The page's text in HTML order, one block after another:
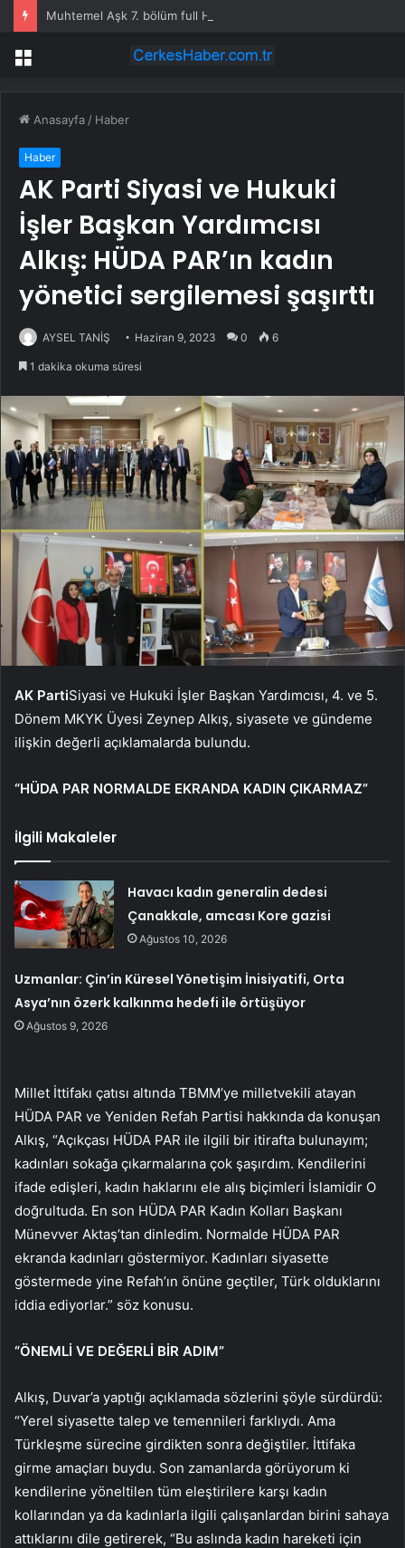
Menü
Anasayfa / Haber
Haber
AK Parti Siyasi ve Hukuki
İşler Başkan Yardımcısı
Alkış: HÜDA PAR’ın kadın
yönetici sergilemesi şaşırttı
AYSEL TANİŞ Haziran 9, 2023 0 6
1 dakika okuma süresi
AK PartiSiyasi ve Hukuki İşler Başkan Yardımcısı, 4. ve 5.
Dönem MKYK Üyesi Zeynep Alkış, siyasete ve gündeme
ilişkin değerli açıklamalarda bulundu.
“HÜDA PAR NORMALDE EKRANDA KADIN ÇIKARMAZ”
İlgili Makaleler
Havacı kadın generalin dedesi
Çanakkale, amcası Kore gazisi
Ağustos 10, 2026
Uzmanlar: Çin’in Küresel Yönetişim İnisiyatifi, Orta
Asya’nın özerk kalkınma hedefi ile örtüşüyor
Ağustos 9, 2026
Millet İttifakı çatısı altında TBMM’ye milletvekili atayan
HÜDA PAR ve Yeniden Refah Partisi hakkında da konuşan
Alkış, “Açıkçası HÜDA PAR ile ilgili bir itirafta bulunayım;
kadınları sokağa çıkarmalarına çok şaşırdım. Kendilerini
ifade edişleri, kadın haklarını ele alış biçimleri İslamidir O
doğrultuda. En son HÜDA PAR Kadın Kolları Başkanı
Münevver Aktaş’tan dinledim. Normalde HÜDA PAR
ekranda kadınları göstermiyor. Kadınları siyasette
göstermede yine Refah’ın önüne geçtiler, Türk olduklarını
iddia ediyorlar.” söz konusu.
“ÖNEMLİ VE DEĞERLİ BİR ADIM”
Alkış, Duvar’a yaptığı açıklamada sözlerini şöyle sürdürdü:
“Yerel siyasette talep ve temennileri farklıydı. Ama
Türkleşme sürecine girdikten sonra değiştiler. İttifaka
girme amaçları buydu. Son zamanlarda görüyorum ki
kendilerine yöneltilen tüm eleştirilere karşı kadın
kollarından ya da kadınlarla ilgili çalışanlardan birini sahaya
attıklarını dile getirerek, “Bu aslında kadın hareketi için